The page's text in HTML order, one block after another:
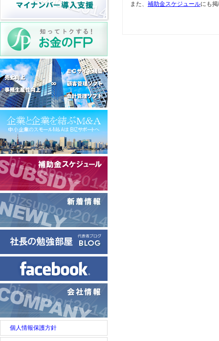
個人情報保護方針
また、 補助金スケジュールにも